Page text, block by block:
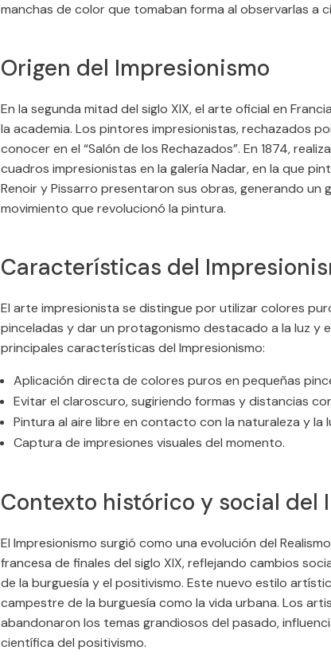
manchas de color que tomaban forma al observarlas a
Origen del Impresionismo
En la segunda mitad del siglo XIX, el arte oficial en
la academia. Los pintores impresionistas, rechazados
conocer en el “Salón de los Rechazados”. En 1874,
cuadros impresionistas en la galería Nadar, en la que
Renoir y Pissarro presentaron sus obras, generando un
movimiento que revolucionó la pintura.
Características del
El arte impresionista se distingue por utilizar colores
pinceladas y dar un protagonismo destacado a la luz y
principales características del Impresionismo:
Aplicación directa de colores puros en pequeñas
Evitar el claroscuro, sugiriendo formas y distancias
Pintura al aire libre en contacto con la naturaleza y la
Captura de impresiones visuales del momento.
Contexto histórico y social del
El Impresionismo surgió como una evolución del
francesa de finales del siglo XIX, reflejando cambios
de la burguesía y el positivismo. Este nuevo estilo
campestre de la burguesía como la vida urbana. Los
abandonaron los temas grandiosos del pasado,
científica del positivismo.